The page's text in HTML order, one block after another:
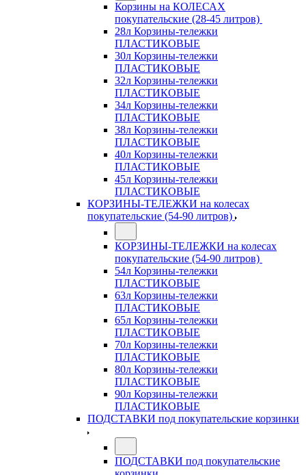
Корзины на КОЛЕСАХ
покупательские (28-45 литров)
28л Корзины-тележки
ПЛАСТИКОВЫЕ
30л Корзины-тележки
ПЛАСТИКОВЫЕ
32л Корзины-тележки
ПЛАСТИКОВЫЕ
34л Корзины-тележки
ПЛАСТИКОВЫЕ
38л Корзины-тележки
ПЛАСТИКОВЫЕ
40л Корзины-тележки
ПЛАСТИКОВЫЕ
45л Корзины-тележки
ПЛАСТИКОВЫЕ
КОРЗИНЫ-ТЕЛЕЖКИ на колесах
покупательские (54-90 литров)
КОРЗИНЫ-ТЕЛЕЖКИ на колесах
покупательские (54-90 литров)
54л Корзины-тележки
ПЛАСТИКОВЫЕ
63л Корзины-тележки
ПЛАСТИКОВЫЕ
65л Корзины-тележки
ПЛАСТИКОВЫЕ
70л Корзины-тележки
ПЛАСТИКОВЫЕ
80л Корзины-тележки
ПЛАСТИКОВЫЕ
90л Корзины-тележки
ПЛАСТИКОВЫЕ
ПОДСТАВКИ под покупательские корзинки
ПОДСТАВКИ под покупательские